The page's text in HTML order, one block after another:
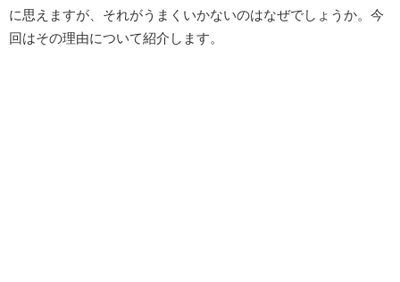
に思えますが、それがうまくいかないのはなぜでしょうか。今
回はその理由について紹介します。